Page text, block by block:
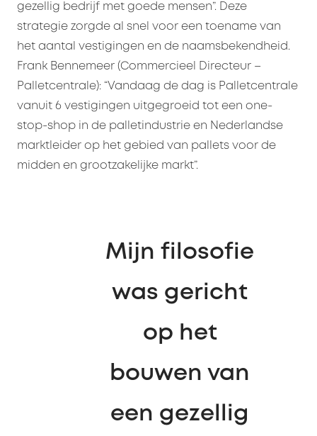
gezellig bedrijf met goede mensen”. Deze
strategie zorgde al snel voor een toename van
het aantal vestigingen en de naamsbekendheid.
Frank Bennemeer (Commercieel Directeur –
Palletcentrale): “Vandaag de dag is Palletcentrale
vanuit 6 vestigingen uitgegroeid tot een one-
stop-shop in de palletindustrie en Nederlandse
marktleider op het gebied van pallets voor de
midden en grootzakelijke markt”.
Mijn filosofie
was gericht
op het
bouwen van
een gezellig